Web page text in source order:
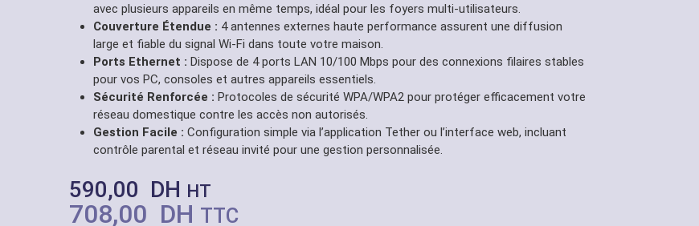
avec plusieurs appareils en même temps, idéal pour les foyers multi-utilisateurs.
Couverture Étendue : 4 antennes externes haute performance assurent une diffusion
large et fiable du signal Wi-Fi dans toute votre maison.
Ports Ethernet : Dispose de 4 ports LAN 10/100 Mbps pour des connexions filaires stables
pour vos PC, consoles et autres appareils essentiels.
Sécurité Renforcée : Protocoles de sécurité WPA/WPA2 pour protéger efficacement votre
réseau domestique contre les accès non autorisés.
Gestion Facile : Configuration simple via l’application Tether ou l’interface web, incluant
contrôle parental et réseau invité pour une gestion personnalisée.
590,00 DH HT
708,00 DH TTC